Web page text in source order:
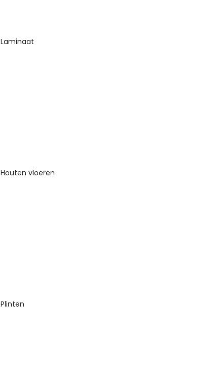
Laminaat
Houten vloeren
Plinten